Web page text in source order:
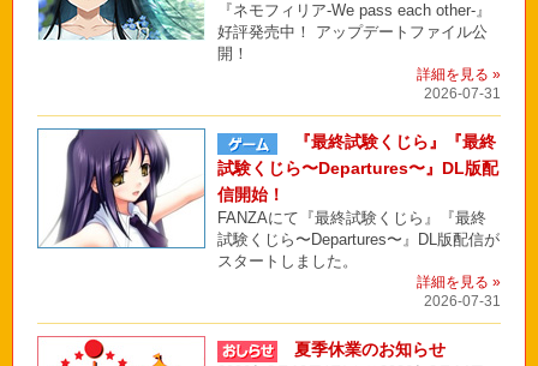
『ネモフィリア-We pass each other-』
好評発売中！ アップデートファイル公
開！
詳細を見る »
2026-07-31
『最終試験くじら』『最終
試験くじら〜Departures〜』DL版配
信開始！
FANZAにて『最終試験くじら』『最終
試験くじら〜Departures〜』DL版配信が
スタートしました。
詳細を見る »
2026-07-31
夏季休業のお知らせ